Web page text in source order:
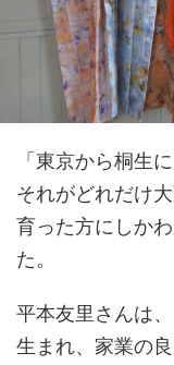
「東京から桐生
それがどれだけ
育った方にしか
た。
平本友里さんは
生まれ、家業の